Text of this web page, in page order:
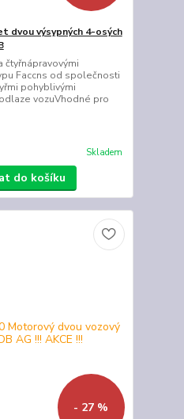
dvou výsypných 4-osých
čtyřnápravovými
Faccns od společnosti
pohyblivými
vozuVhodné pro
Skladem
do košíku
- 27 %